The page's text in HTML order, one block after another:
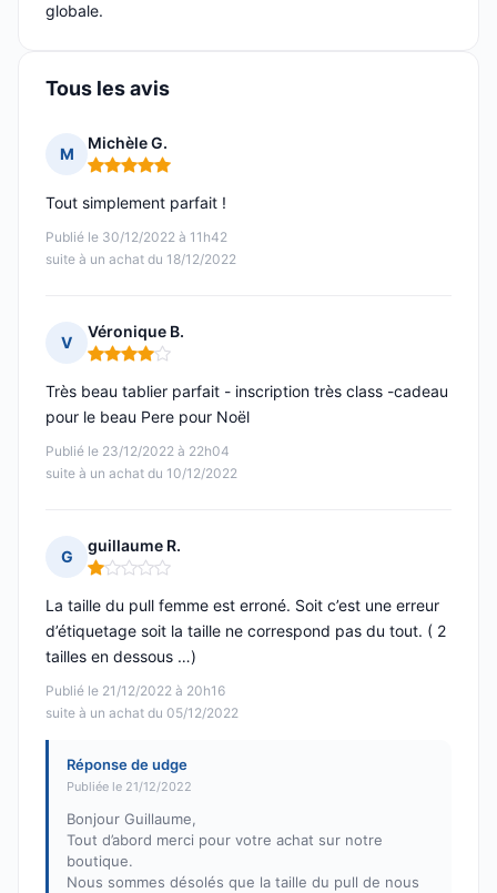
globale.
Tous les avis
M
Michèle G.
Note : 5 sur 5
Publié le 30/12/2022 à 11h42
suite à un achat du 18/12/2022
Tout simplement parfait !
V
Véronique B.
Note : 4 sur 5
Publié le 23/12/2022 à 22h04
suite à un achat du 10/12/2022
Très beau tablier parfait - inscription très class -cadeau
pour le beau Pere pour Noël
G
guillaume R.
Note : 1 sur 5
Publié le 21/12/2022 à 20h16
suite à un achat du 05/12/2022
La taille du pull femme est erroné. Soit c’est une erreur
d’étiquetage soit la taille ne correspond pas du tout. ( 2
tailles en dessous …)
Réponse de udge
Publiée le 21/12/2022
Bonjour Guillaume,
Tout d’abord merci pour votre achat sur notre
boutique.
Nous sommes désolés que la taille du pull de nous